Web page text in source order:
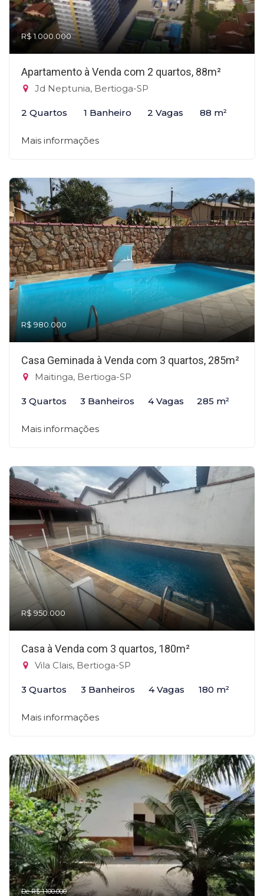
R$ 1.000.000
Apartamento à Venda com 2 quartos, 88m²
Jd Neptunia, Bertioga-SP
2 Quartos 1 Banheiro 2 Vagas 88 m²
Mais informações
R$ 980.000
Casa Geminada à Venda com 3 quartos, 285m²
Maitinga, Bertioga-SP
3 Quartos 3 Banheiros 4 Vagas 285 m²
Mais informações
R$ 950.000
Casa à Venda com 3 quartos, 180m²
Vila Clais, Bertioga-SP
3 Quartos 3 Banheiros 4 Vagas 180 m²
Mais informações
De R$ 1.100.000